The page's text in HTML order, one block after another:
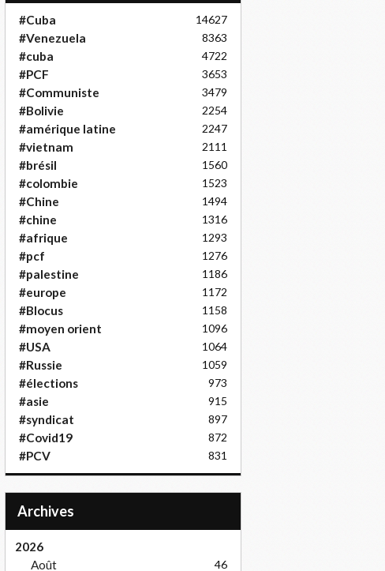
#Cuba 14627
#Venezuela 8363
#cuba 4722
#PCF 3653
#Communiste 3479
#Bolivie 2254
#amérique latine 2247
#vietnam 2111
#brésil 1560
#colombie 1523
#Chine 1494
#chine 1316
#afrique 1293
#pcf 1276
#palestine 1186
#europe 1172
#Blocus 1158
#moyen orient 1096
#USA 1064
#Russie 1059
#élections 973
#asie 915
#syndicat 897
#Covid19 872
#PCV 831
Archives
2026
Août
46